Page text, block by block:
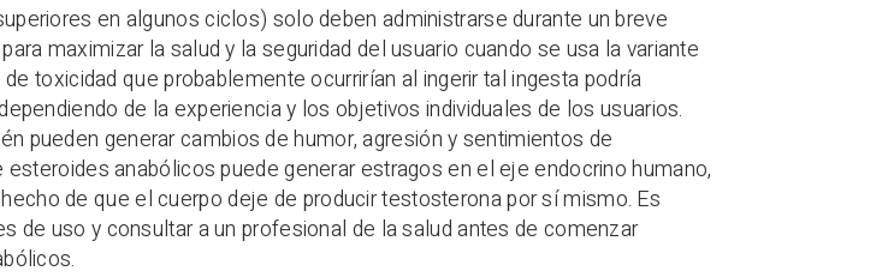
en algunos ciclos) solo deben administrarse durante un breve
maximizar la salud y la seguridad del usuario cuando se usa la variante
toxicidad que probablemente ocurrirían al ingerir tal ingesta podría
de la experiencia y los objetivos individuales de los usuarios.
pueden generar cambios de humor, agresión y sentimientos de
esteroides anabólicos puede generar estragos en el eje endocrino humano,
de que el cuerpo deje de producir testosterona por sí mismo. Es
de uso y consultar a un profesional de la salud antes de comenzar